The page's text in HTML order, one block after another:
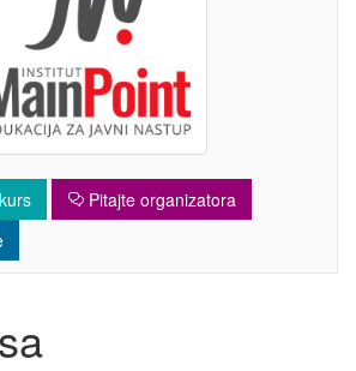
Pitajte organizatora